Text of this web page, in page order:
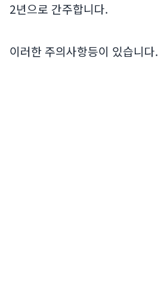
2년으로 간주합니다.
이러한 주의사항등이 있습니다.